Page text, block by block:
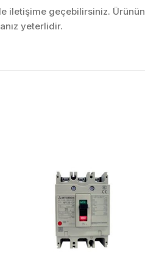
iletişime geçebilirsiniz. Ürünün
yeterlidir.